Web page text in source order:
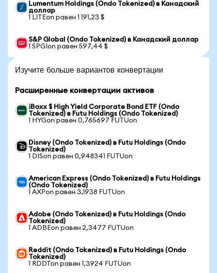
Lumentum Holdings (Ondo Tokenized) в Канадский
доллар
1 LITEon равен 1 191,23 $
S&P Global (Ondo Tokenized) в Канадский доллар
1 SPGIon равен 597,44 $
Изучите больше вариантов конвертации
Расширенные конвертации активов
iBoxx $ High Yield Corporate Bond ETF (Ondo
Tokenized) в Futu Holdings (Ondo Tokenized)
1 HYGon равен 0,765697 FUTUon
Disney (Ondo Tokenized) в Futu Holdings (Ondo
Tokenized)
1 DISon равен 0,948341 FUTUon
American Express (Ondo Tokenized) в Futu Holdings
(Ondo Tokenized)
1 AXPon равен 3,1938 FUTUon
Adobe (Ondo Tokenized) в Futu Holdings (Ondo
Tokenized)
1 ADBEon равен 2,3477 FUTUon
Reddit (Ondo Tokenized) в Futu Holdings (Ondo
Tokenized)
1 RDDTon равен 1,3924 FUTUon